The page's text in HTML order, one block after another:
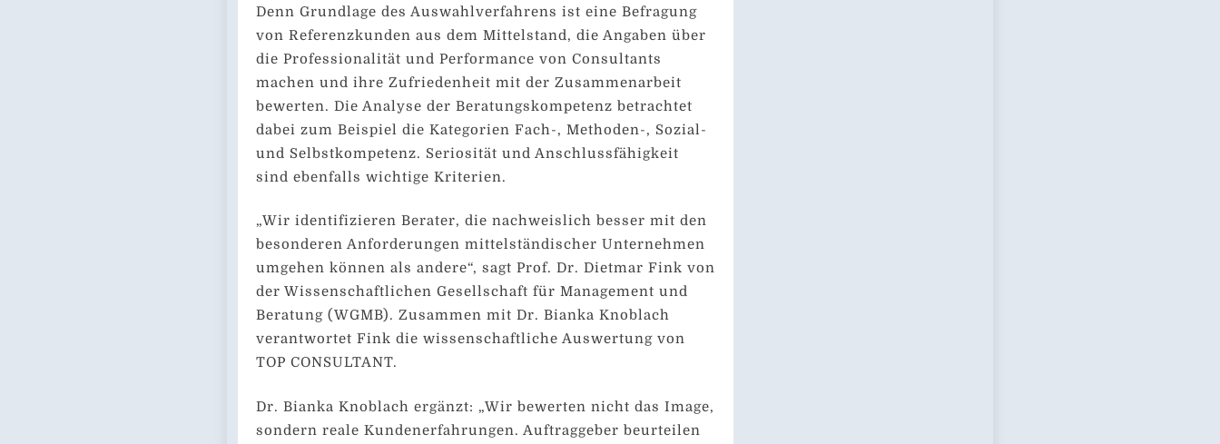
Denn Grundlage des Auswahlverfahrens ist eine Befragung
von Referenzkunden aus dem Mittelstand, die Angaben über
die Professionalität und Performance von Consultants
machen und ihre Zufriedenheit mit der Zusammenarbeit
bewerten. Die Analyse der Beratungskompetenz betrachtet
dabei zum Beispiel die Kategorien Fach-, Methoden-, Sozial-
und Selbstkompetenz. Seriosität und Anschlussfähigkeit
sind ebenfalls wichtige Kriterien.
„Wir identifizieren Berater, die nachweislich besser mit den
besonderen Anforderungen mittelständischer Unternehmen
umgehen können als andere“, sagt Prof. Dr. Dietmar Fink von
der Wissenschaftlichen Gesellschaft für Management und
Beratung (WGMB). Zusammen mit Dr. Bianka Knoblach
verantwortet Fink die wissenschaftliche Auswertung von
TOP CONSULTANT.
Dr. Bianka Knoblach ergänzt: „Wir bewerten nicht das Image,
sondern reale Kundenerfahrungen. Auftraggeber beurteilen